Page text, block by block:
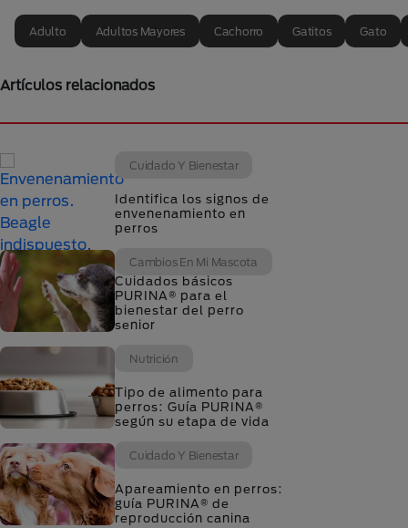
Adulto Adultos Mayores Cachorro Gatitos Gato
Artículos relacionados
Cuidado Y Bienestar
Identifica los signos de
envenenamiento en
perros
Cambios En Mi Mascota
Cuidados básicos
PURINA® para el
bienestar del perro
senior
Nutrición
Tipo de alimento para
perros: Guía PURINA®
según su etapa de vida
Cuidado Y Bienestar
Apareamiento en perros:
guía PURINA® de
reproducción canina